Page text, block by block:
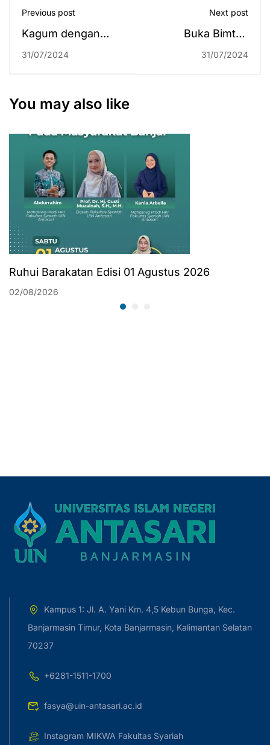
Previous post
Kagum dengan
Kesederhanaan
Ponpes Al-
Kembali Antar
Santriwati Terbaik
Menjadi Mahasiswi
Baru
31/07/2024
Next post
Buka Bimtek
Podcast dan
Keterbukaan
31/07/2024
You may also like
Ruhui Barakatan Edisi 01 Agustus 2026
02/08/2026
Kampus 1: Jl. A. Yani Km. 4,5 Kebun Bunga, Kec.
Banjarmasin Timur, Kota Banjarmasin, Kalimantan Selatan
70237
+6281-1511-1700
fasya@uin-antasari.ac.id
Instagram MIKWA Fakultas Syariah